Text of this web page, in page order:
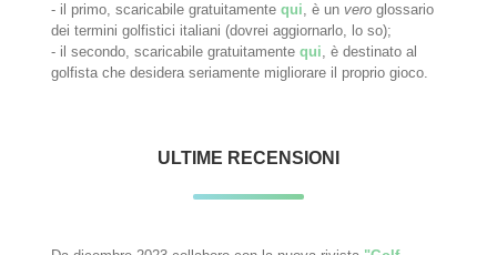
- il primo, scaricabile gratuitamentequi, è unvero glossario
dei termini golfistici italiani (dovrei aggiornarlo, lo so);
- il secondo, scaricabile gratuitamentequi, è destinato al
golfista che desidera seriamente migliorare il proprio gioco.
ULTIME RECENSIONI